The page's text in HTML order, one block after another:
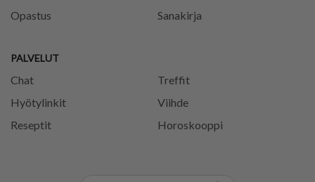
Opastus
PALVELUT
Chat
Treffit
Hyötylinkit
Viihde
Reseptit
Horoskooppi
Sanakirja